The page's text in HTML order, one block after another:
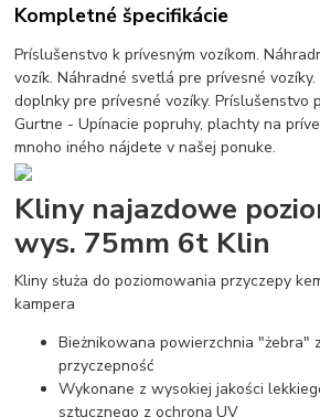
Kompletné špecifikácie
Príslušenstvo k prívesným vozíkom.
vozík. Náhradné svetlá pre prívesné
doplnky pre prívesné vozíky. Príslušenstvo
Gurtne - Upínacie popruhy, plachty na
mnoho iného nájdete v našej ponuke.
Kliny najazdowe
wys. 75mm 6t Klin
Kliny służa do poziomowania przyczepy
kampera
Bieżnikowana powierzchnia "żebra"
przyczepność
Wykonane z wysokiej jakości
sztucznego z ochroną UV